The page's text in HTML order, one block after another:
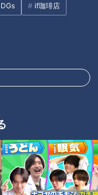
if珈琲店
天気情報などなど、東
組。毎週月～金曜 午